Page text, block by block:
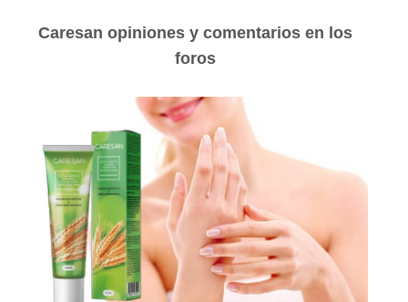
Caresan opiniones y comentarios en los
foros